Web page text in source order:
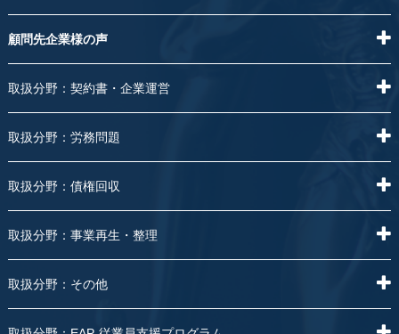
顧問先企業様の声
取扱分野：契約書・企業運営
取扱分野：労務問題
取扱分野：債権回収
取扱分野：事業再生・整理
取扱分野：その他